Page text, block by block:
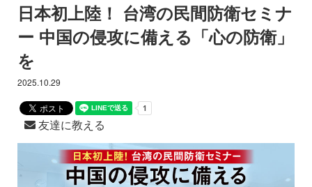
日本初上陸！ 台湾の民間防衛セミナ
ー 中国の侵攻に備える「心の防衛」
を
2025.10.29
友達に教える